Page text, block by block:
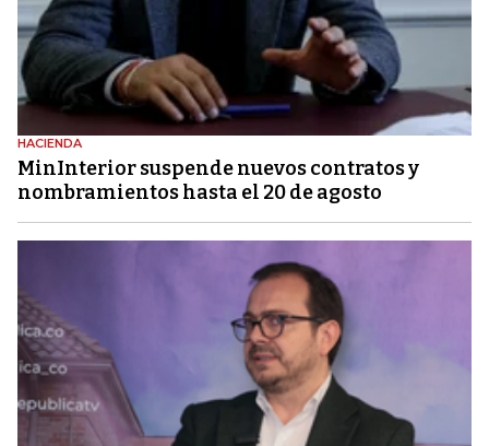
HACIENDA
MinInterior suspende nuevos contratos y
nombramientos hasta el 20 de agosto